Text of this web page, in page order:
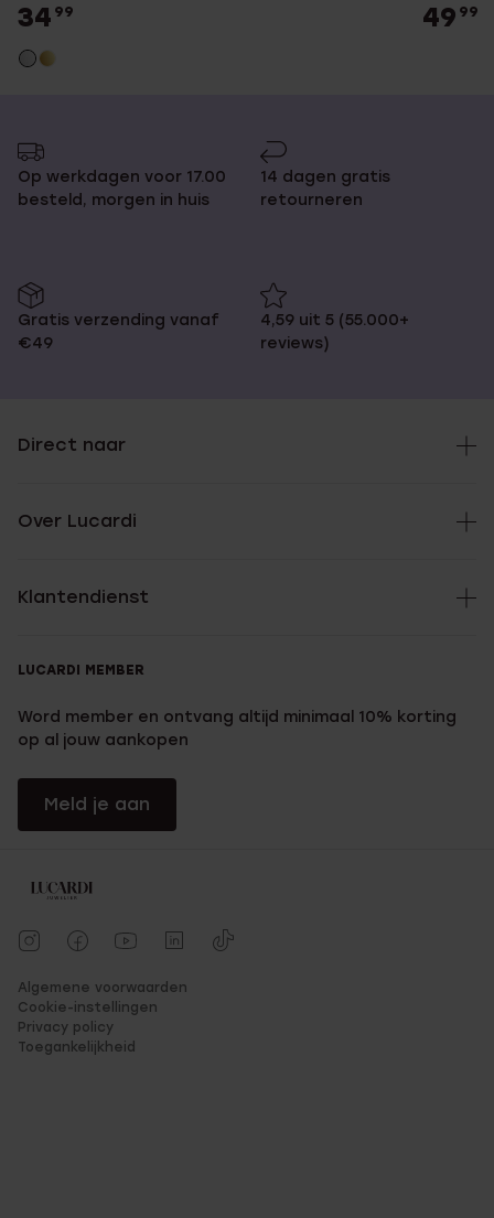
34 99 49 99
Op werkdagen voor 17.00
besteld, morgen in huis
14 dagen gratis
retourneren
Gratis verzending vanaf
€49
4,59 uit 5 (55.000+
reviews)
Direct naar
Over Lucardi
Klantendienst
LUCARDI MEMBER
Word member en ontvang altijd minimaal 10% korting
op al jouw aankopen
Meld je aan
Algemene voorwaarden
Cookie-instellingen
Privacy policy
Toegankelijkheid